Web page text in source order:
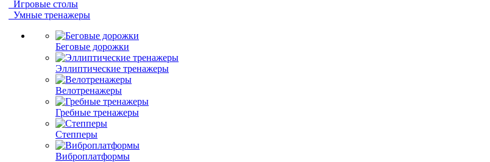
Игровые столы
Умные тренажеры
Беговые дорожки
Эллиптические тренажеры
Велотренажеры
Гребные тренажеры
Степперы
Виброплатформы